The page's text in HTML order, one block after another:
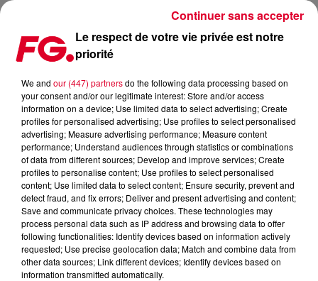
COUP DE CŒUR FG : NATHAN C REMIXE 'LET YOU KNOW' DE
Publié : 8 novembre 2019 à 6h40 par Antony Harari
Le respect de votre vie privée est notre
priorité
We and our (447) partnersdo the following data processing based on
your consent and/or our legitimate interest: Store and/or access
information on a device; Use limited data to select advertising; Create
profiles for personalised advertising; Use profiles to select personalised
advertising; Measure advertising performance; Measure content
performance; Understand audiences through statistics or combinations
of data from different sources; Develop and improve services; Create
profiles to personalise content; Use profiles to select personalised
content; Use limited data to select content; Ensure security, prevent and
detect fraud, and fix errors; Deliver and present advertising and content;
Save and communicate privacy choices. These technologies may
process personal data such as IP address and browsing data to offer
following functionalities: Identify devices based on information actively
requested; Use precise geolocation data; Match and combine data from
other data sources; Link different devices; Identify devices based on
information transmitted automatically.
Continuer sans accepter